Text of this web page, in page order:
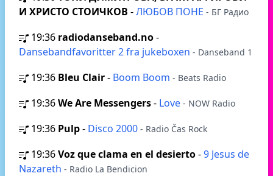
И ХРИСТО СТОИЧКОВ -ЛЮБОВ ПОНЕ - БГ Радио
19:36 radiodanseband.no-
Dansebandfavoritter 2 fra jukeboxen - Danseband 1
19:36 Bleu Clair- Boom Boom - Beats Radio
19:36We Are Messengers- Love - NOW Radio
19:36 Pulp- Disco 2000 - Radio Čas Rock
19:36Voz que clama en el desierto-9 Jesus de
Nazareth - Radio La Bendicion